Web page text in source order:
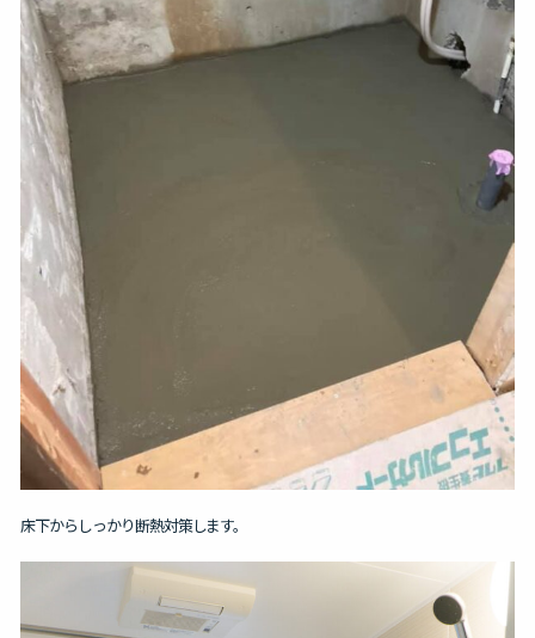
床下からしっかり断熱対策します。